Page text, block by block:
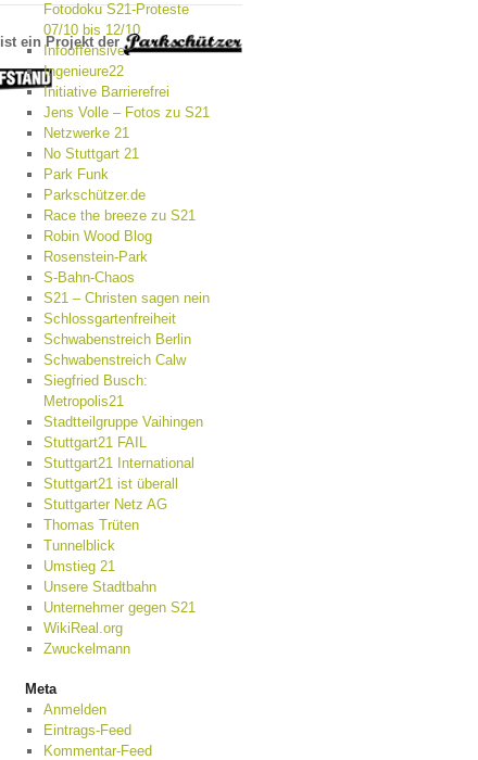
Fotodoku S21-Proteste
07/10 bis 12/10
Infooffensive
Ingenieure22
Initiative Barrierefrei
Jens Volle – Fotos zu S21
Netzwerke 21
No Stuttgart 21
Park Funk
Parkschützer.de
Race the breeze zu S21
Robin Wood Blog
Rosenstein-Park
S-Bahn-Chaos
S21 – Christen sagen nein
Schlossgartenfreiheit
Schwabenstreich Berlin
Schwabenstreich Calw
Siegfried Busch:
Metropolis21
Stadtteilgruppe Vaihingen
Stuttgart21 FAIL
Stuttgart21 International
Stuttgart21 ist überall
Stuttgarter Netz AG
Thomas Trüten
Tunnelblick
Umstieg 21
Unsere Stadtbahn
Unternehmer gegen S21
WikiReal.org
Zwuckelmann
Meta
Anmelden
Eintrags-Feed
Kommentar-Feed
ist ein Projekt der